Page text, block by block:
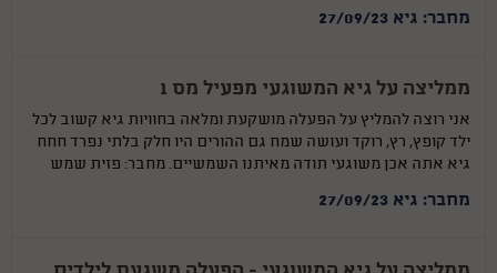
מחבר: גיא 27/09/23
ממליצה על גיא המשוגעי מפעיל מס 1
אני רוצה להמליץ על הפעלה מושקעת ומלאה בחוויות גיא קשוב לכל
ילד קופץ, רץ, רוקד ועושה שמח גם ההורים היו חלק בלתי נפרד חחח
גיא אתה אכן משוגעי תודה מאיתנו השמשיים. מחבר: פזית שמש
מחבר: גיא 27/09/23